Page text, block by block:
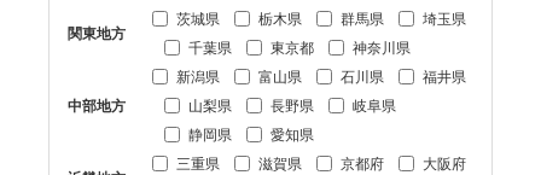
関東地方
茨城県 栃木県 群馬県
埼玉県
千葉県
東京都 神奈川県
中部地方
新潟県 富山県 石川県
福井県
山梨県
長野県
岐阜県
静岡県
愛知県
三重県 滋賀県 京都府
大阪府